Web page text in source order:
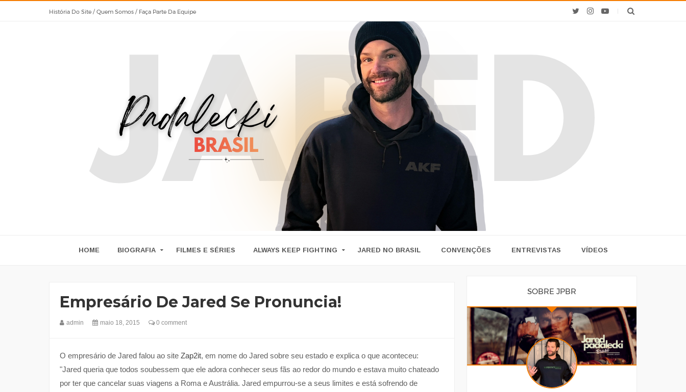
História Do Site / Quem Somos / Faça Parte Da Equipe
HOME BIOGRAFIA FILMES E SÉRIES ALWAYS KEEP FIGHTING JARED NO BRASIL CONVENÇÕES ENTREVISTAS VÍDEOS
Empresário De Jared Se Pronuncia!
admin maio 18, 2015 0 comment
O empresário de Jared falou ao site Zap2it, em nome do Jared sobre seu estado e explica o que aconteceu:
"Jared queria que todos soubessem que ele adora conhecer seus fãs ao redor do mundo e estava muito chateado
por ter que cancelar suas viagens a Roma e Austrália. Jared empurrou-se a seus limites e está sofrendo de
SOBRE JPBR